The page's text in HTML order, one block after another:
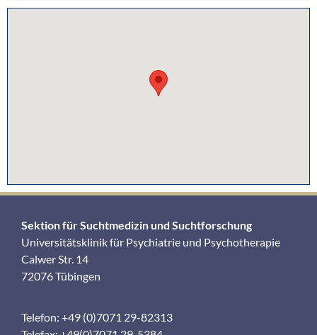
Sektion für Suchtmedizin und Suchtforschung
Universitätsklinik für Psychiatrie und Psychotherapie
Calwer Str. 14
72076 Tübingen
Telefon: +49 (0)7071 29-82313